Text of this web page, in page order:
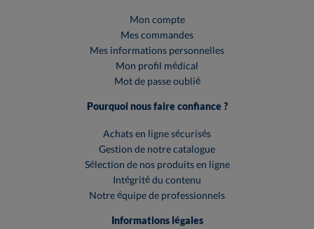
Mon compte
Mes commandes
Mes informations personnelles
Mon profil médical
Mot de passe oublié
Pourquoi nous faire confiance ?
Achats en ligne sécurisés
Gestion de notre catalogue
Sélection de nos produits en ligne
Intégrité du contenu
Notre équipe de professionnels
Informations légales